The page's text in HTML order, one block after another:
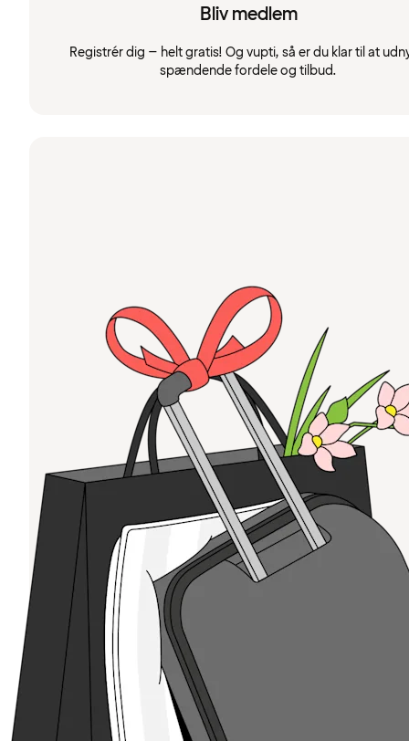
Bliv medlem
Registrér dig – helt gratis! Og vupti, så er du klar til at
spændende fordele og tilbud.